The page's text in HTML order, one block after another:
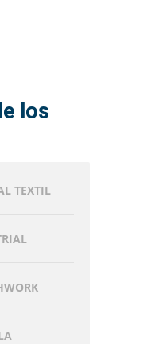
los
TEXTIL